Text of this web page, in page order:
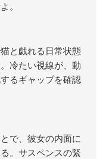
。
と戯れる日常状態
冷たい視線が、動
るギャップを確認
で、彼女の内面に
。サスペンスの緊